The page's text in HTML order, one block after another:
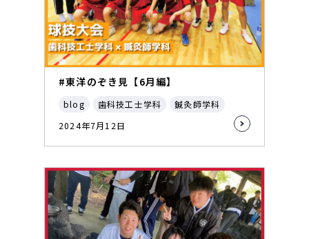
#東洋のぞき見【6月編】
blog 歯科技工士学科
鍼灸師学科
2024年7月12日